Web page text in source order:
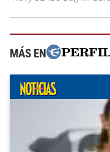
MÁS EN